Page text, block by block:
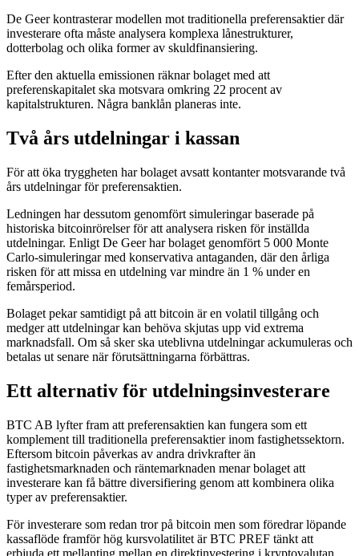
De Geer kontrasterar modellen mot traditionella preferensaktier där
investerare ofta måste analysera komplexa lånestrukturer,
dotterbolag och olika former av skuldfinansiering.
Efter den aktuella emissionen räknar bolaget med att
preferenskapitalet ska motsvara omkring 22 procent av
kapitalstrukturen. Några banklån planeras inte.
Två års utdelningar i kassan
För att öka tryggheten har bolaget avsatt kontanter motsvarande två
års utdelningar för preferensaktien.
Ledningen har dessutom genomfört simuleringar baserade på
historiska bitcoinrörelser för att analysera risken för inställda
utdelningar. Enligt De Geer har bolaget genomfört 5 000 Monte
Carlo-simuleringar med konservativa antaganden, där den årliga
risken för att missa en utdelning var mindre än 1 % under en
femårsperiod.
Bolaget pekar samtidigt på att bitcoin är en volatil tillgång och
medger att utdelningar kan behöva skjutas upp vid extrema
marknadsfall. Om så sker ska uteblivna utdelningar ackumuleras och
betalas ut senare när förutsättningarna förbättras.
Ett alternativ för utdelningsinvesterare
BTC AB lyfter fram att preferensaktien kan fungera som ett
komplement till traditionella preferensaktier inom fastighetssektorn.
Eftersom bitcoin påverkas av andra drivkrafter än
fastighetsmarknaden och räntemarknaden menar bolaget att
investerare kan få bättre diversifiering genom att kombinera olika
typer av preferensaktier.
För investerare som redan tror på bitcoin men som föredrar löpande
kassaflöde framför hög kursvolatilitet är BTC PREF tänkt att
erbjuda ett mellanting mellan en direktinvestering i kryptovalutan